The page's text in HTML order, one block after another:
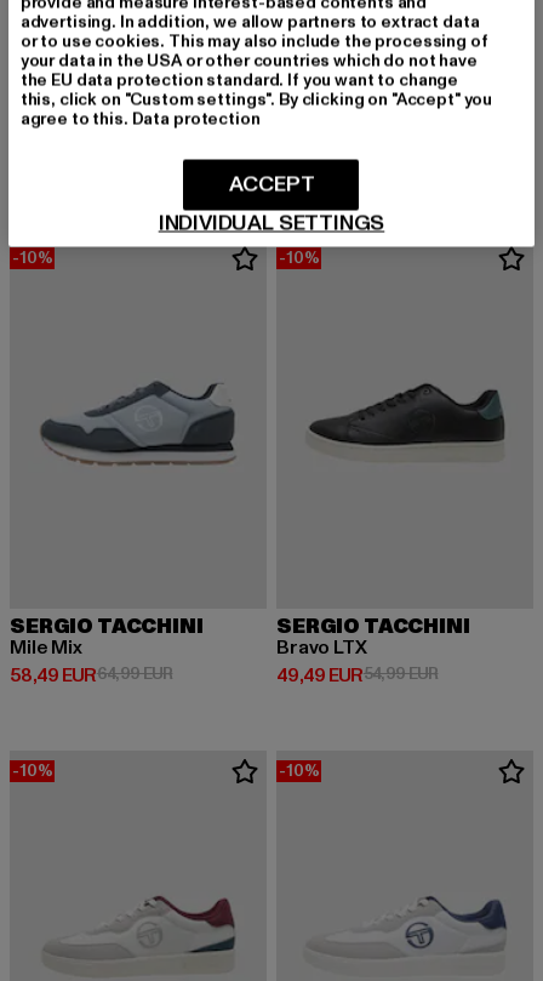
SERGIO TACCHINI
New Action LTX SE
Derzeitiger Preis: 52,24 EUR
SERGIO TACCHINI
71,99 EUR
Derzeitiger Preis: 71,99 EUR
79,99 EUR
-10%
SERGIO TACCHINI
Mile Mix
58,49 EUR
Derzeitiger Preis: 58,49 EUR
64,99 EURAktionspreis: 64,99 EUR
-10%
SERGIO TACCHINI
Bravo LTX
49,49 EUR
Derzeitiger Preis: 49,49 EUR
54,99 EURAktionspreis:
-10% -10%
advertising. In addition, we allow partners to extract data
or to use cookies. This may also include the processing of
your data in the USA or other countries which do not have
the EU data protection standard. If you want to change
this, click on "Custom settings". By clicking on "Accept" you
agree to this. Data protection
INDIVIDUAL SETTINGS
ACCEPT